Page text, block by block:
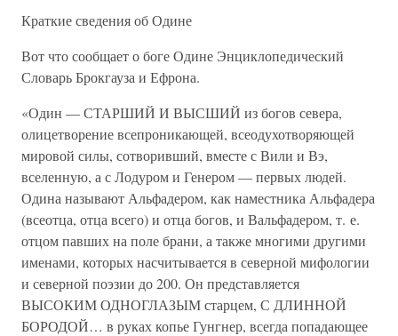
Краткие сведения об Одине
Вот что сообщает о боге Одине Энциклопедический
Словарь Брокгауза и Ефрона.
«Один — СТАРШИЙ И ВЫСШИЙ из богов севера,
олицетворение всепроникающей, всеодухотворяющей
мировой силы, сотворивший, вместе с Вили и Вэ,
вселенную, а с Лодуром и Генером — первых людей.
Одина называют Альфадером, как наместника Альфадера
(всеотца, отца всего) и отца богов, и Вальфадером, т. е.
отцом павших на поле брани, а также многими другими
именами, которых насчитывается в северной мифологии
и северной поэзии до 200. Он представляется
ВЫСОКИМ ОДНОГЛАЗЫМ старцем, С ДЛИННОЙ
БОРОДОЙ… в руках копье Гунгнер, всегда попадающее